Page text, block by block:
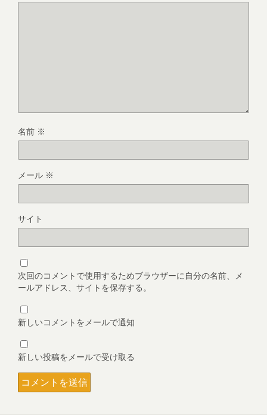
名前 ※
メール ※
サイト
次回のコメントで使用するためブラウザーに自分の名前、メ
ールアドレス、サイトを保存する。
新しいコメントをメールで通知
新しい投稿をメールで受け取る